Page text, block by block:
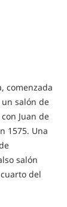
comenzada
salón de
Juan de
1575. Una
salón
del